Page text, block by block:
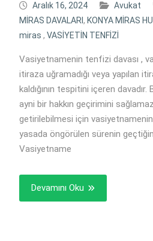
Aralık 16, 2024 Avukat
MİRAS DAVALARI, KONYA MİRAS
miras , VASİYETİN TENFİZİ
Vasiyetnamenin tenfizi davası ,
itiraza uğramadığı veya yapılan
kaldığının tespitini içeren
ayni bir hakkın geçirimini
getirilebilmesi için vasiyetnamenin
yasada öngörülen sürenin
Vasiyetname
Devamını Oku